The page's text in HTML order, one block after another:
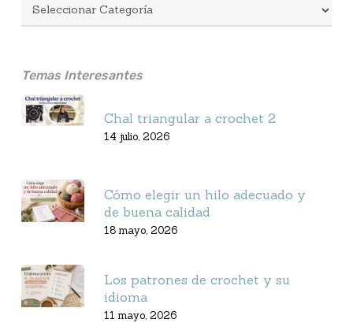
Temas Interesantes
Chal triangular a crochet 2
14 julio, 2026
Cómo elegir un hilo adecuado y
de buena calidad
18 mayo, 2026
Los patrones de crochet y su
idioma
11 mayo, 2026